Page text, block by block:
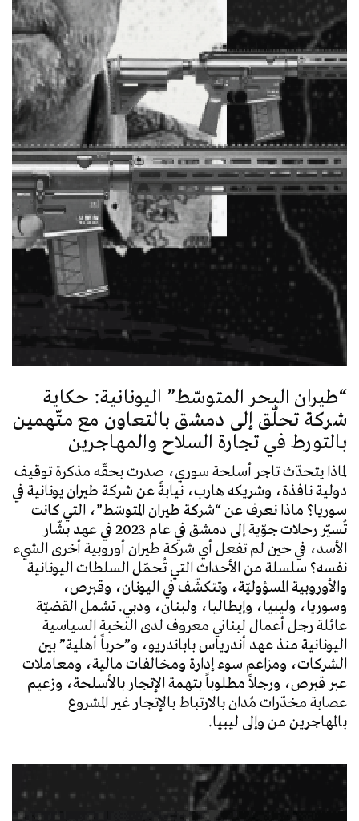
“طيران البحر المتوسّط” اليونانية: حكاية
شركة تحلّق إلى دمشق بالتعاون مع متّهمين
بالتورط في تجارة السلاح والمهاجرين
لماذا يتحدّث تاجر أسلحة سوري، صدرت بحقّه مذكرة توقيف
دولية نافذة، وشريكه هارب، نيابةً عن شركة طيران يونانية في
سوريا؟ ماذا نعرف عن “شركة طيران المتوسّط”، التي كانت
تُسيّر رحلات جوّية إلى دمشق في عام 2023 في عهد بشّار
الأسد، في حين لم تفعل أي شركة طيران أوروبية أخرى الشيء
نفسه؟ سلسلة من الأحداث التي تُحمّل السلطات اليونانية
والأوروبية المسؤوليّة، وتتكشّف في اليونان، وقبرص،
وسوريا، وليبيا، وإيطاليا، ولبنان، ودبي. تشمل القضيّة
عائلة رجل أعمال لبناني معروف لدى النخبة السياسية
اليونانية منذ عهد أندرياس باباندريو، و”حرباً أهلية” بين
الشركات، ومزاعم سوء إدارة ومخالفات مالية، ومعاملات
عبر قبرص، ورجلاً مطلوباً بتهمة الإتجار بالأسلحة، وزعيم
عصابة مخدّرات مُدان بالارتباط بالإتجار غير المشروع
بالمهاجرين من وإلى ليبيا.